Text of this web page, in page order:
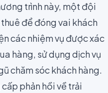
trình này, một đội
để đóng vai khách
các nhiệm vụ được xác
hàng, sử dụng dịch vụ
chăm sóc khách hàng.
phản hồi về trải